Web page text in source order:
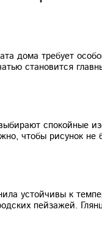
дома требует
становится
спокойные
чтобы рисунок
устойчивы к
пейзажей.